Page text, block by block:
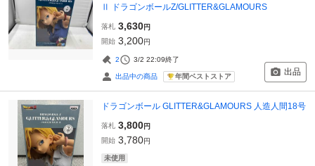
Ⅱ ドラゴンボールZ/GLITTER&GLAMOURS
落札 3,630円
開始 3,200円
2 3/2 22:09終了
出品中の商品 年間ベストストア 出品
ドラゴンボール GLITTER&GLAMOURS 人造人間18号
落札 3,800円
開始 3,780円
未使用